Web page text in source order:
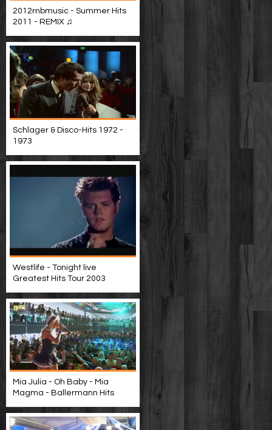
2012rnbmusic - Summer Hits
2011 - REMIX ♫
Schlager & Disco-Hits 1972 -
1973
Westlife - Tonight live
Greatest Hits Tour 2003
Mia Julia - Oh Baby - Mia
Magma - Ballermann Hits